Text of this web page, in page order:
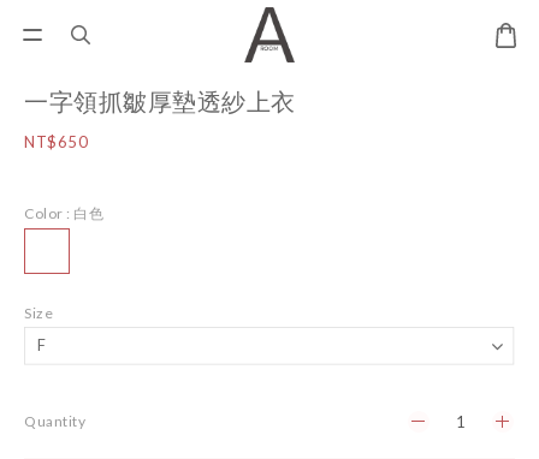
一字領抓皺厚墊透紗上衣
NT$650
Color : 白色
Size
Quantity